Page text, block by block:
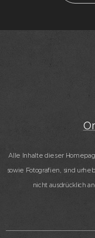
Alle Inhalte dieser
sowie Fotografien, sind
nicht ausdrücklich